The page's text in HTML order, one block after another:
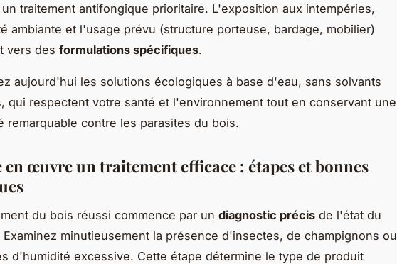
traitement antifongique prioritaire. L'exposition aux intempéries,
ambiante et l'usage prévu (structure porteuse, bardage, mobilier)
vers des formulations spécifiques.
aujourd'hui les solutions écologiques à base d'eau, sans solvants
qui respectent votre santé et l'environnement tout en conservant une
remarquable contre les parasites du bois.
œuvre un traitement efficace : étapes et bonnes
du bois réussi commence par un diagnostic précis de l'état du
Examinez minutieusement la présence d'insectes, de champignons ou
d'humidité excessive. Cette étape détermine le type de produit